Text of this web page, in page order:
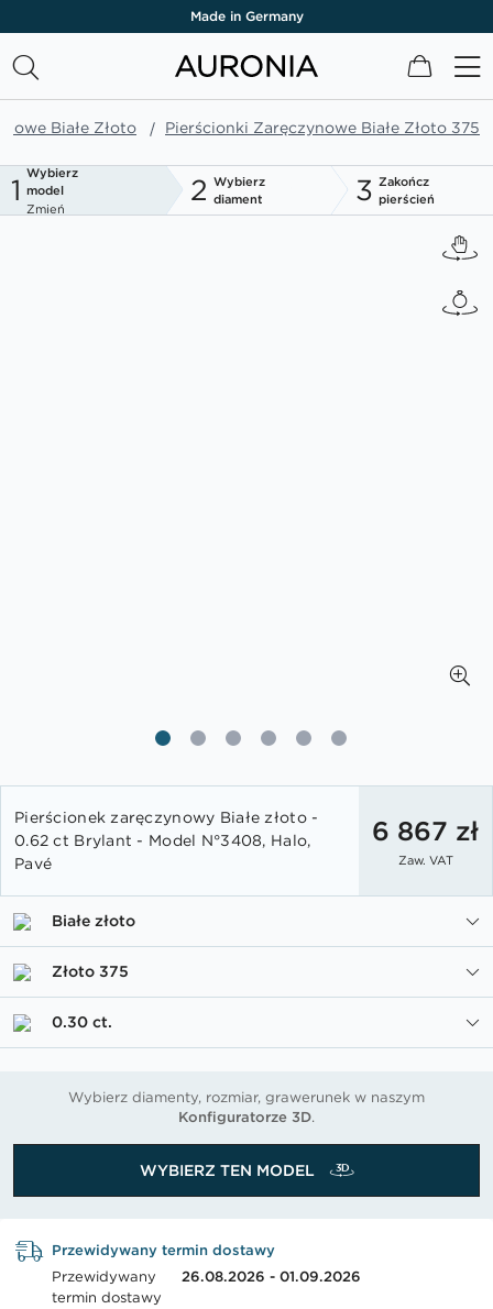
Made in Germany
Mój
Białe Złoto Pierścionki Zaręczynowe Białe Złoto 375
1 Wybierz
model
Zmień
2 Wybierz
diament
3 Zakończ
pierścień
na
początek
galerii
Pierścionek zaręczynowy Białe złoto -
0.62 ct Brylant - Model N°3408, Halo,
Pavé
6 867 zł
Zaw. VAT
Białe złoto
Złoto 375
0.30 ct.
Wybierz diamenty, rozmiar, grawerunek w naszym
Konfiguratorze 3D.
WYBIERZ TEN MODEL
Przewidywany termin dostawy
Przewidywany
termin dostawy
26.08.2026 - 01.09.2026